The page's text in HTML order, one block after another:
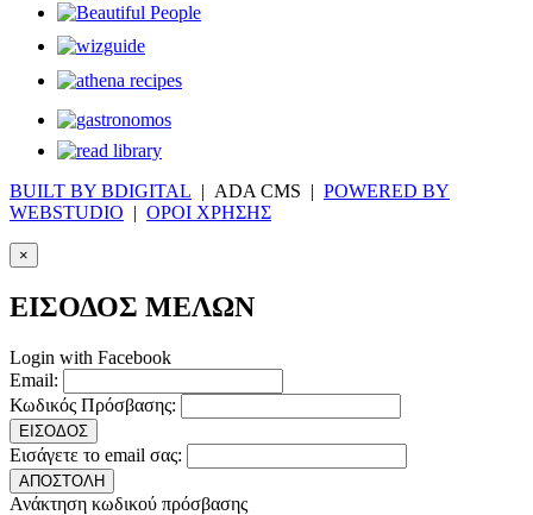
BUILT BY BDIGITAL | ADA CMS | POWERED BY
WEBSTUDIO | ΟΡΟΙ ΧΡΗΣΗΣ
×
ΕΙΣΟΔΟΣ ΜΕΛΩΝ
Login with Facebook
Email:
Κωδικός Πρόσβασης:
ΕΙΣΟΔΟΣ
Εισάγετε το email σας:
ΑΠΟΣΤΟΛΗ
Ανάκτηση κωδικού πρόσβασης